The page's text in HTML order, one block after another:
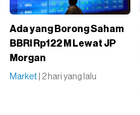
Ada yang Borong Saham
BBRI Rp122 M Lewat JP
Morgan
Market | 2 hari yang lalu